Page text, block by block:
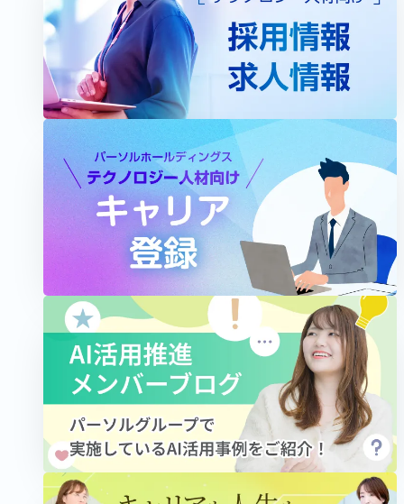
PROJECT
2025.10.08 2026.06.03
「価値ある仕事に集中できる状態」を目指す
―業務改善を文化へと育むプロジェクト
パーソルワークススイッチコンサルティング
ITコンサルタント
管理職 女性活躍